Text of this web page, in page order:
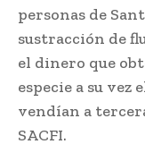
personas de
sustracción de
el dinero que
especie a su vez
vendían a
SACFI.